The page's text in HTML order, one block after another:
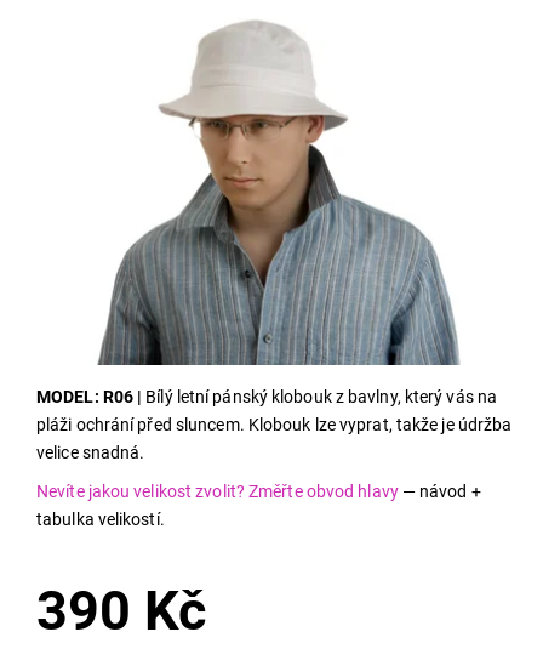
MODEL: R06 | Bílý letní pánský klobouk z bavlny, který vás na
pláži ochrání před sluncem. Klobouk lze vyprat, takže je údržba
velice snadná.
Nevíte jakou velikost zvolit? Změřte obvod hlavy— návod +
tabulka velikostí.
390 Kč